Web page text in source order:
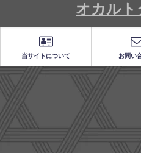
オカル
当サイトについて お問い